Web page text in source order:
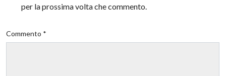
per la prossima volta che commento.
Commento *